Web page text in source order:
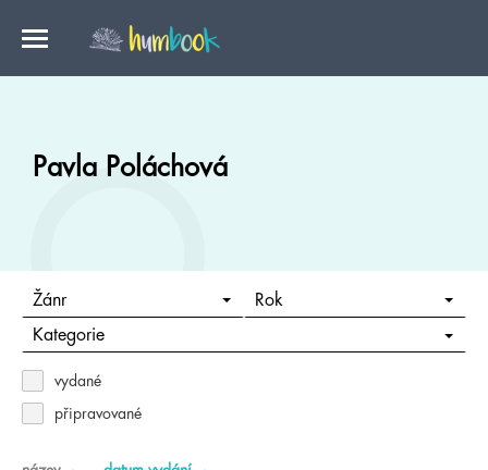
Pavla Poláchová
Žánr Rok
Kategorie
vydané
připravované